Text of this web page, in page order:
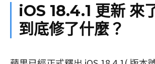
iOS 18.4.1 更新 來
到底修了什麼？